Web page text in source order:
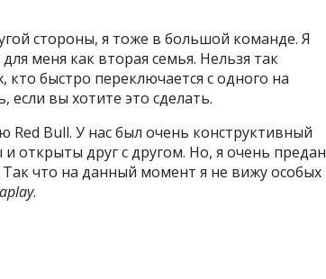
стороны, я тоже в большой команде. Я
меня как вторая семья. Нельзя так
быстро переключается с одного на
вы хотите это сделать.
Bull. У нас был очень конструктивный
открыты друг с другом. Но, я очень предан
что на данный момент я не вижу особых
.